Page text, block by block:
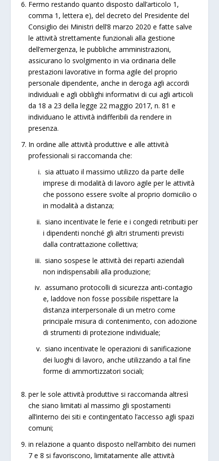
Fermo restando quanto disposto dall’articolo 1,
comma 1, lettera e), del decreto del Presidente del
Consiglio dei Ministri dell’8 marzo 2020 e fatte salve
le attività strettamente funzionali alla gestione
dell’emergenza, le pubbliche amministrazioni,
assicurano lo svolgimento in via ordinaria delle
prestazioni lavorative in forma agile del proprio
personale dipendente, anche in deroga agli accordi
individuali e agli obblighi informativi di cui agli articoli
da 18 a 23 della legge 22 maggio 2017, n. 81 e
individuano le attività indifferibili da rendere in
presenza.
In ordine alle attività produttive e alle attività
professionali si raccomanda che:
sia attuato il massimo utilizzo da parte delle
imprese di modalità di lavoro agile per le attività
che possono essere svolte al proprio domicilio o
in modalità a distanza;
siano incentivate le ferie e i congedi retribuiti per
i dipendenti nonché gli altri strumenti previsti
dalla contrattazione collettiva;
siano sospese le attività dei reparti aziendali
non indispensabili alla produzione;
assumano protocolli di sicurezza anti-contagio
e, laddove non fosse possibile rispettare la
distanza interpersonale di un metro come
principale misura di contenimento, con adozione
di strumenti di protezione individuale;
siano incentivate le operazioni di sanificazione
dei luoghi di lavoro, anche utilizzando a tal fine
forme di ammortizzatori sociali;
per le sole attività produttive si raccomanda altresì
che siano limitati al massimo gli spostamenti
all’interno dei siti e contingentato l’accesso agli spazi
comuni;
in relazione a quanto disposto nell’ambito dei numeri
7 e 8 si favoriscono, limitatamente alle attività